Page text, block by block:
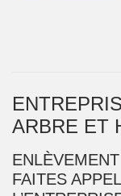
ARBRE ET
FAITES